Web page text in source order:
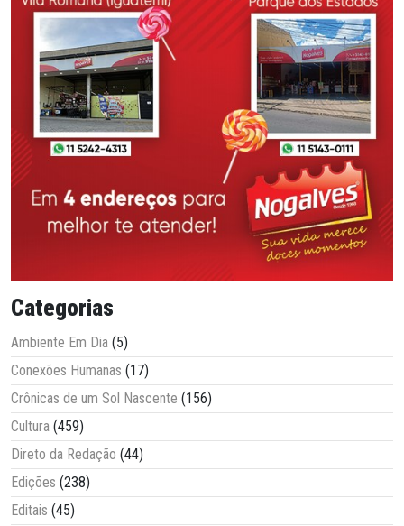
Categorias
Ambiente Em Dia (5)
Conexões Humanas (17)
Crônicas de um Sol Nascente (156)
Cultura (459)
Direto da Redação (44)
Edições (238)
Editais (45)